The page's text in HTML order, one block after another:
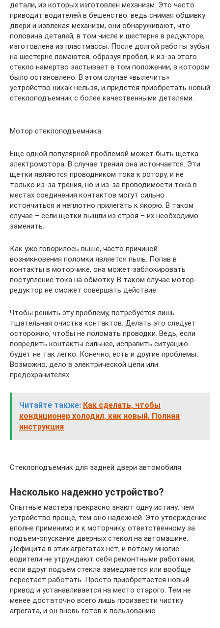
детали, из которых изготовлен механизм. Это часто
приводит водителей в бешенство: ведь снимая обшивку
двери и извлекая механизм, они обнаруживают, что
половина деталей, в том числе и шестерня в редукторе,
изготовлена из пластмассы. После долгой работы зубья
на шестерне ломаются, образуя пробел, и из-за этого
стекло намертво застывает в том положении, в котором
было остановлено. В этом случае «вылечить»
устройство никак нельзя, и придется приобретать новый
стеклоподъемник с более качественными деталями.
Мотор стеклоподъемника
Еще одной популярной проблемой может быть щетка
электромотора. В случае трения она истончается. Эти
щетки являются проводником тока к ротору, и не
только из-за трения, но и из-за проводимости тока в
местах соединения контактов могут сильно
истончиться и неплотно прилегать к якорю. В таком
случае – если щетки вышли из строя – их необходимо
заменить.
Как уже говорилось выше, часто причиной
возникновения поломки является пыль. Попав в
контакты в моторчике, она может заблокировать
поступление тока на обмотку. В таком случае мотор-
редуктор не сможет совершать действие.
Чтобы решить эту проблему, потребуется лишь
тщательная очистка контактов. Делать это следует
осторожно, чтобы не поломать проводки. Ведь, если
повредить контакты сильнее, исправить ситуацию
будет не так легко. Конечно, есть и другие проблемы.
Возможно, дело в электрической цепи или
предохранителях.
Читайте также: Как сделать, чтобы
кондиционер холодил, как новый. Полная
инструкция
Стеклоподъемник для задней двери автомобиля
Насколько надежно устройство?
Опытные мастера прекрасно знают одну истину: чем
устройство проще, тем оно надежней. Это утверждение
вполне применимо и к моторчику, ответственному за
подъем-опускание дверных стекол на автомашине.
Дефицита в этих агрегатах нет, и потому многие
водители не утруждают себя ремонтными работами,
если вдруг подъем стекла замедляется или вообще
перестает работать. Просто приобретается новый
привод и устанавливается на место старого. Тем не
менее достаточно всего лишь произвести чистку
агрегата, и он вновь готов к пользованию.